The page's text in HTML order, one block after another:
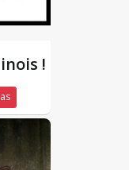
!